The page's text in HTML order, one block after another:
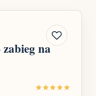
zabieg na